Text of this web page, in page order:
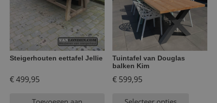
Steigerhouten eettafel Jellie
€499,95
Tuintafel van Douglas
balken Kim
€ 599,95